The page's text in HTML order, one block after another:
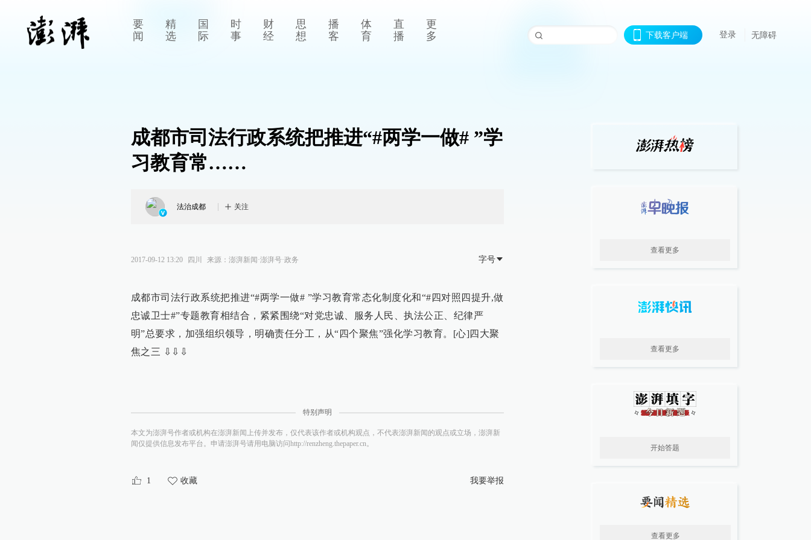
要
闻
精
选
国
际
时
事
财
经
思
想
播
客
体
育
直
播
更
多
下载客户端 登录 无障碍
成都市司法行政系统把推进“#两学一做# ”学
习教育常……
法治成都 关注
2017-09-12 13:20 四川 来源： 澎湃新闻·澎湃号·政务 字号
成都市司法行政系统把推进“#两学一做# ”学习教育常态化制度化和“#四对照四提升,做
忠诚卫士#”专题教育相结合，紧紧围绕“对党忠诚、服务人民、执法公正、纪律严
明”总要求，加强组织领导，明确责任分工，从“四个聚焦”强化学习教育。[心]四大聚
焦之三 ⇩⇩⇩
特别声明
本文为澎湃号作者或机构在澎湃新闻上传并发布，仅代表该作者或机构观点，不代表澎湃新闻的观点或立场，澎湃新
闻仅提供信息发布平台。申请澎湃号请用电脑访问http://renzheng.thepaper.cn。
1 收藏 我要举报
查看更多
查看更多
开始答题
查看更多